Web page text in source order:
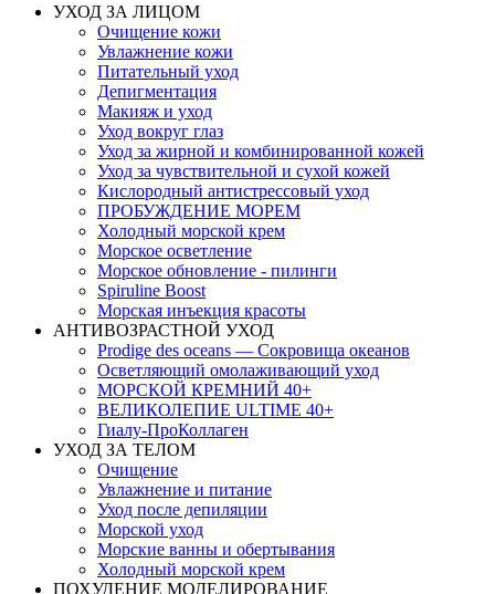
УХОД ЗА ЛИЦОМ
Очищение кожи
Увлажнение кожи
Питательный уход
Депигментация
Макияж и уход
Уход вокруг глаз
Уход за жирной и комбинированной кожей
Уход за чувствительной и сухой кожей
Кислородный антистрессовый уход
ПРОБУЖДЕНИЕ МОРЕМ
Холодный морской крем
Морское осветление
Морское обновление - пилинги
Spiruline Boost
Морская инъекция красоты
АНТИВОЗРАСТНОЙ УХОД
Prodige des oceans — Сокровища океанов
Осветляющий омолаживающий уход
МОРСКОЙ КРЕМНИЙ 40+
ВЕЛИКОЛЕПИЕ ULTIME 40+
Гиалу-ПроКоллаген
УХОД ЗА ТЕЛОМ
Очищение
Увлажнение и питание
Уход после депиляции
Морской уход
Морские ванны и обертывания
Холодный морской крем
ПОХУДЕНИЕ МОДЕЛИРОВАНИЕ